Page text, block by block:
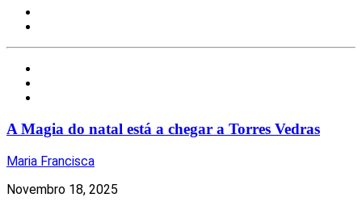
A Magia do natal está a chegar a Torres Vedras
Maria Francisca
Novembro 18, 2025